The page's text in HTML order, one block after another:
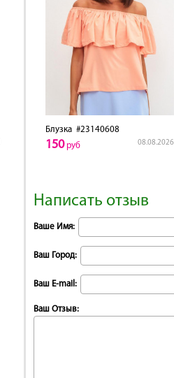
Блузка #23140608
08.08.2026
150руб
Написать отзыв
Ваше Имя:
Ваш Город:
Ваш E-mail:
Ваш Отзыв: